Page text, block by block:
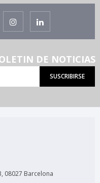
DE NOTICIAS
SUSCRIBIRSE
08027 Barcelona